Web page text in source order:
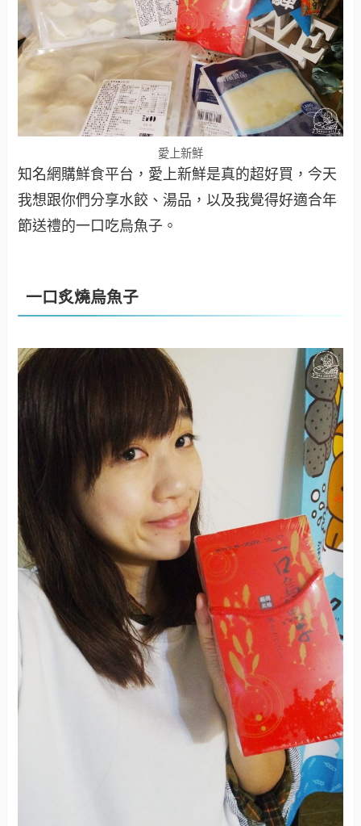
愛上新鮮
知名網購鮮食平台，愛上新鮮是真的超好買，今天
我想跟你們分享水餃、湯品，以及我覺得好適合年
節送禮的一口吃烏魚子。
一口炙燒烏魚子